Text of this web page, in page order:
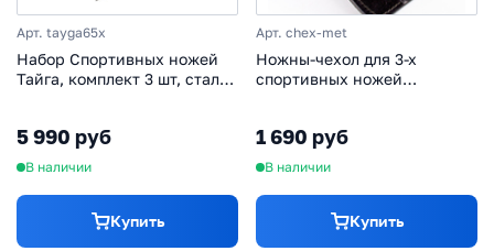
Арт. tayga65x
Набор Спортивных ножей
Тайга, комплект 3 шт, сталь
5 990 руб
В наличии
Купить
Арт. chex-met
Ножны-чехол для 3-х
спортивных ножей
1 690 руб
В наличии
Купить